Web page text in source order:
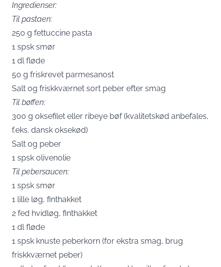
Ingredienser:
Til pastaen:
250 g fettuccine pasta
1 spsk smør
1 dl fløde
50 g friskrevet parmesanost
Salt og friskkværnet sort peber efter smag
Til bøffen:
300 g oksefilet eller ribeye bøf (kvalitetskød anbefales,
f.eks. dansk oksekød)
Salt og peber
1 spsk olivenolie
Til pebersaucen:
1 spsk smør
1 lille løg, finthakket
2 fed hvidløg, finthakket
1 dl fløde
1 spsk knuste peberkorn (for ekstra smag, brug
friskkværnet peber)